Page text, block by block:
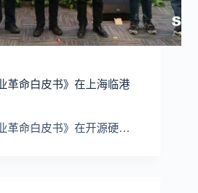
革命白皮书》在上海临港
革命白皮书》在开源硬…